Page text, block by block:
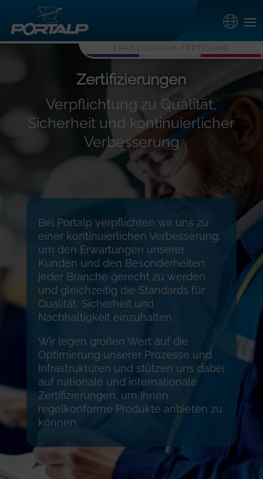
FRANZÖSISCHE FERTIGUNG
Zertifizierungen
Verpflichtung zu Qualität,
Sicherheit und kontinuierlicher
Verbesserung
Bei Portalp verpflichten wir uns zu
einer kontinuierlichen Verbesserung,
um den Erwartungen unserer
Kunden und den Besonderheiten
jeder Branche gerecht zu werden
und gleichzeitig die Standards für
Qualität, Sicherheit und
Nachhaltigkeit einzuhalten.
Wir legen großen Wert auf die
Optimierung unserer Prozesse und
Infrastrukturen und stützen uns dabei
auf nationale und internationale
Zertifizierungen, um Ihnen
regelkonforme Produkte anbieten zu
können.